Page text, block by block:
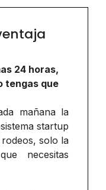
24 horas,
tengas que
mañana la
startup
solo la
necesitas